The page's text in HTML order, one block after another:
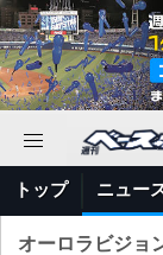
トップ ニュー
オーロラビジョ